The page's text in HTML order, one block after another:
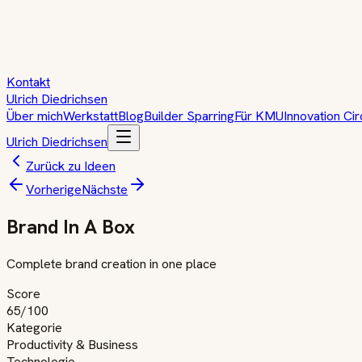
Kontakt
Ulrich Diedrichsen
Über michWerkstattBlogBuilder SparringFür KMUInnovation
Ulrich Diedrichsen
Zurück zu Ideen
VorherigeNächste
Brand In A Box
Complete brand creation in one place
Score
65/100
Kategorie
Productivity & Business